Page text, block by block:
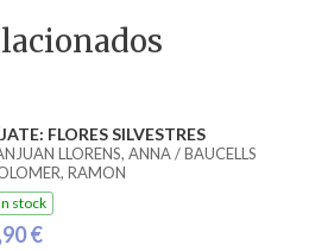
FLORES SILVESTRES
LLORENS, ANNA / BAUCELLS
RAMON
stock
€